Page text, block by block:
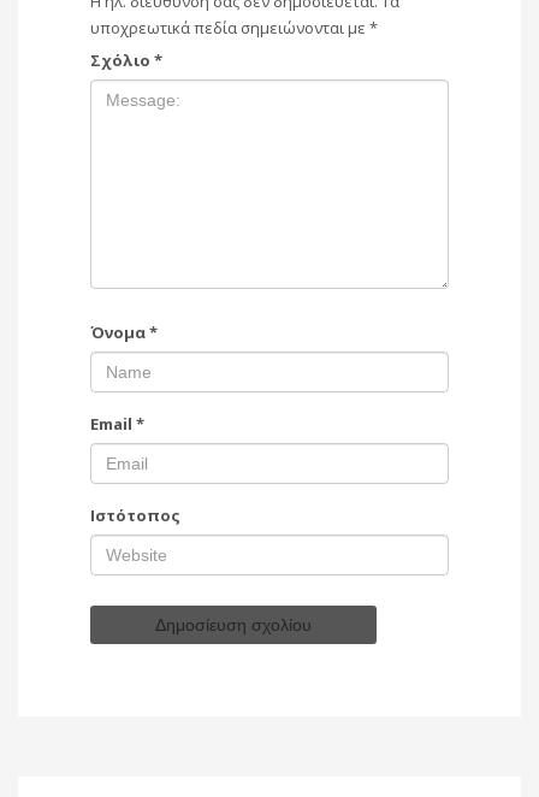
υποχρεωτικά πεδία σημειώνονται με *
Σχόλιο *
Όνομα*
Email *
Ιστότοπος